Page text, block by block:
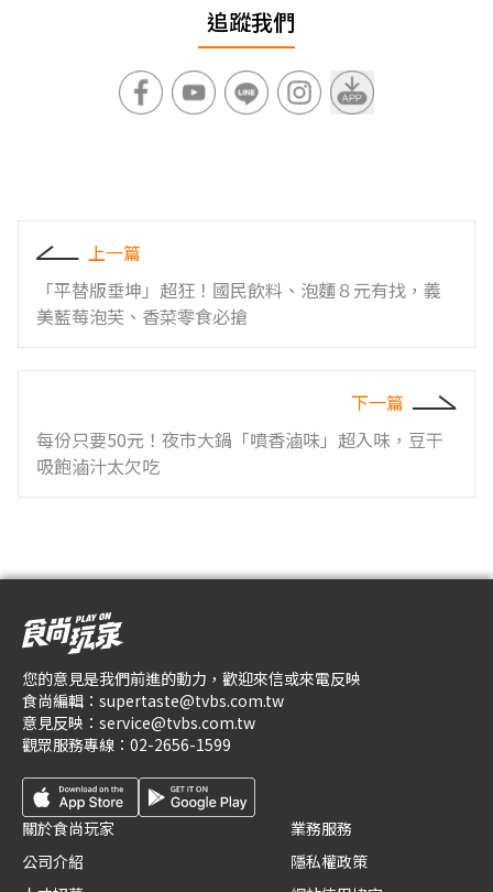
追蹤我們
上一篇
「平替版垂坤」超狂！國民飲料、泡麵８元有找，義
美藍莓泡芙、香菜零食必搶
下一篇
每份只要50元！夜市大鍋「噴香滷味」超入味，豆干
吸飽滷汁太欠吃
您的意見是我們前進的動力，歡迎來信或來電反映
食尚編輯： supertaste@tvbs.com.tw
意見反映： service@tvbs.com.tw
觀眾服務專線： 02-2656-1599
關於食尚玩家
公司介紹
業務服務
隱私權政策